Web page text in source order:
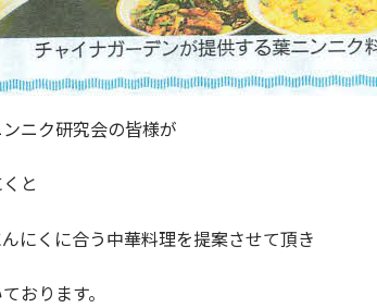
ニク研究会の皆様が
と
にくに合う中華料理を提案させて頂き
おります。